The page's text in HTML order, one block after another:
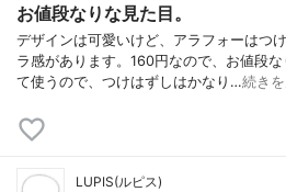
お値段なりな見た目。
デザインは可愛いけど、アラフォーはつ
ラ感があります。160円なので、お値段
て使うので、つけはずしはかなり…続き
LUPIS(ルピス)